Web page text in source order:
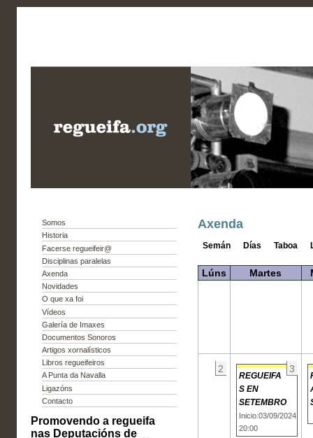
Somos
Historia
Facerse regueifeir@
Disciplinas paralelas
Axenda
Novidades
O que xa foi
Vídeos
Galería de Imaxes
Documentos Sonoros
Artigos xornalísticos
Libros regueifeiros
A Punta da Navalla
Ligazóns
Contacto
Promovendo a regueifa
nas Deputacións de
Axenda
Semán Días Taboa
Lúns Martes
2 3
REGUEIFA
S EN
SETEMBRO
Inicio:03/09/2024
20:00